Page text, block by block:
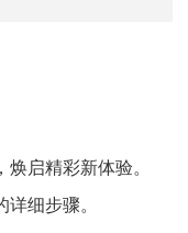
启精彩新体验。
细步骤。